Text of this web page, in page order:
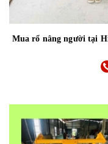
Mua rổ nâng người tại